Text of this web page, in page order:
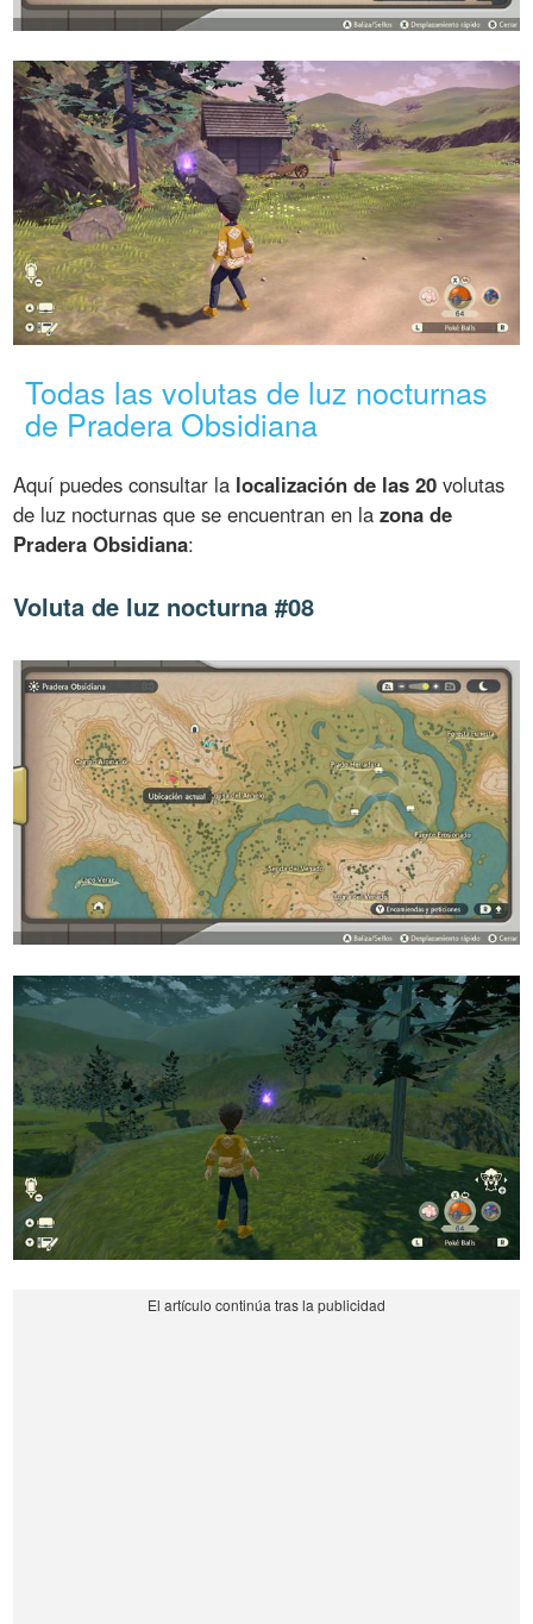
Todas las volutas de luz nocturnas
de Pradera Obsidiana
Aquí puedes consultar la localización de las 20 volutas
de luz nocturnas que se encuentran en lazona de
Pradera Obsidiana:
Voluta de luz nocturna #08